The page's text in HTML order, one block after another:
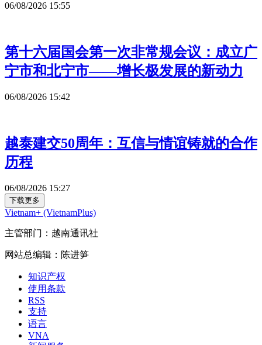
06/08/2026 15:55
第十六届国会第一次非常规会议：成立广
宁市和北宁市——增长极发展的新动力
06/08/2026 15:42
越泰建交50周年：互信与情谊铸就的合作
历程
06/08/2026 15:27
下载更多
Vietnam+ (VietnamPlus)
主管部门：越南通讯社
网站总编辑：陈进笋
知识产权
使用条款
RSS
支持
语言
VNA